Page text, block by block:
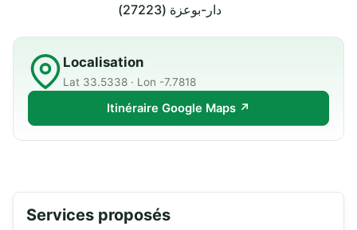
دار-بوعزة (27223)
Localisation
Lat 33.5338 · Lon -7.7818
Itinéraire Google Maps ↗
Services proposés